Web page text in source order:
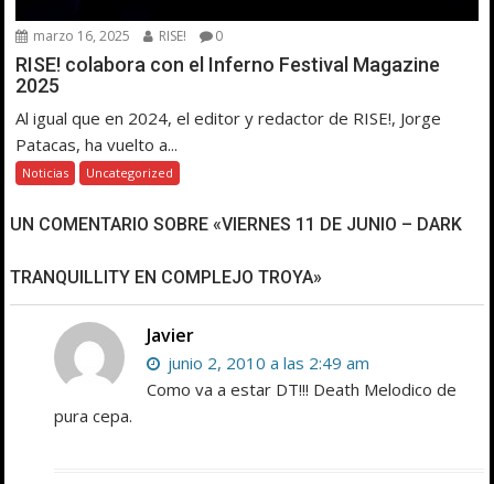
marzo 16, 2025 RISE! 0
RISE! colabora con el Inferno Festival Magazine
2025
Al igual que en 2024, el editor y redactor de RISE!, Jorge
Patacas, ha vuelto a...
Noticias Uncategorized
UN COMENTARIO SOBRE «VIERNES 11 DE JUNIO – DARK
TRANQUILLITY EN COMPLEJO TROYA»
Javier
junio 2, 2010 a las 2:49 am
Como va a estar DT!!! Death Melodico de
pura cepa.